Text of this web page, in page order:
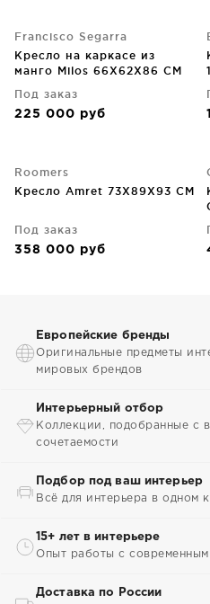
Francisco Segarra
Кресло на каркасе из
манго Milos 66X62X86 CM
Под заказ
225 000 руб
Roomers
Кресло Amret 73X89X93 CM
Под заказ
358 000 руб
Европейские бренды
Оригинальные предметы
мировых брендов
Интерьерный отбор
Коллекции, подобранные с
сочетаемости
Подбор под ваш интерьер
Всё для интерьера в одном
15+ лет в интерьере
Опыт работы с
Доставка по России